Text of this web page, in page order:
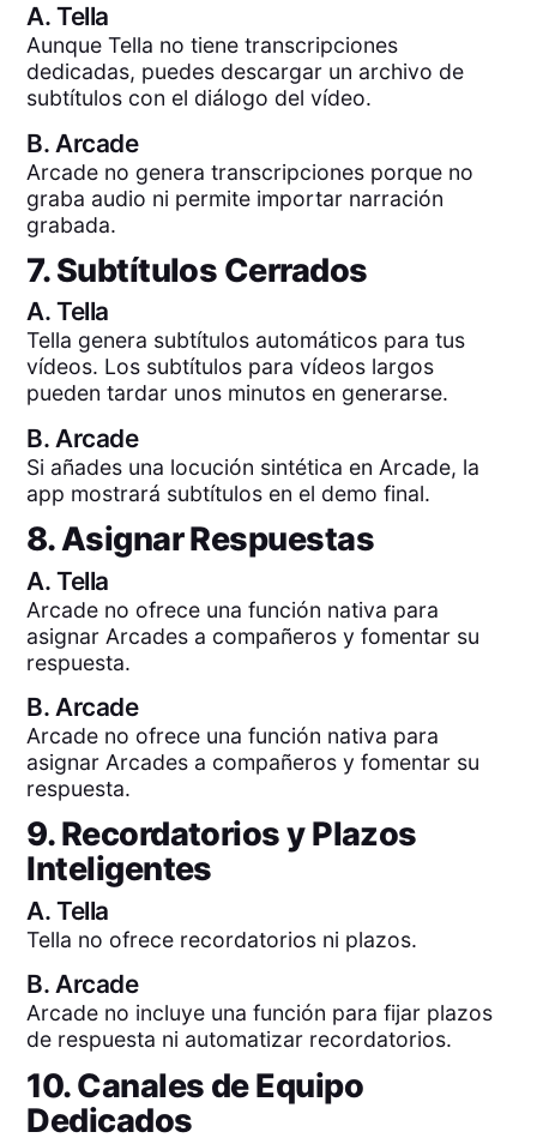
A.Tella
Aunque Tella no tiene transcripciones
dedicadas, puedes descargar un archivo de
subtítulos con el diálogo del vídeo.
B. Arcade
Arcade no genera transcripciones porque no
graba audio ni permite importar narración
grabada.
7. Subtítulos Cerrados
A.Tella
Tella genera subtítulos automáticos para tus
vídeos. Los subtítulos para vídeos largos
pueden tardar unos minutos en generarse.
B. Arcade
Si añades una locución sintética en Arcade, la
app mostrará subtítulos en el demo final.
8. Asignar Respuestas
A.Tella
Arcade no ofrece una función nativa para
asignar Arcades a compañeros y fomentar su
respuesta.
B.Arcade
Arcade no ofrece una función nativa para
asignar Arcades a compañeros y fomentar su
respuesta.
9. Recordatorios y Plazos
Inteligentes
A.Tella
Tella no ofrece recordatorios ni plazos.
B.Arcade
Arcade no incluye una función para fijar plazos
de respuesta ni automatizar recordatorios.
10. Canales de Equipo
Dedicados